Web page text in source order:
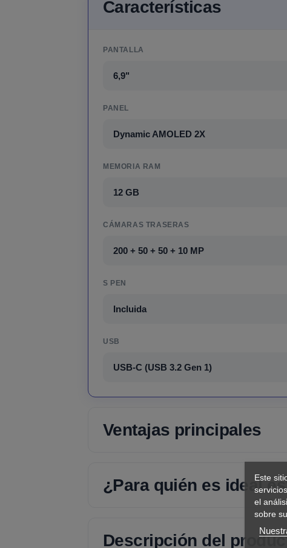
Este
el
sobre
Características
PANTALLA
6,9"
PANEL
Dynamic AMOLED 2X
MEMORIA RAM
12 GB
CÁMARAS TRASERAS
200 + 50 + 50 + 10 MP
S PEN
Incluida
USB
USB-C (USB 3.2 Gen 1)
Ventajas principales
¿Para quién es ideal
Descripción del